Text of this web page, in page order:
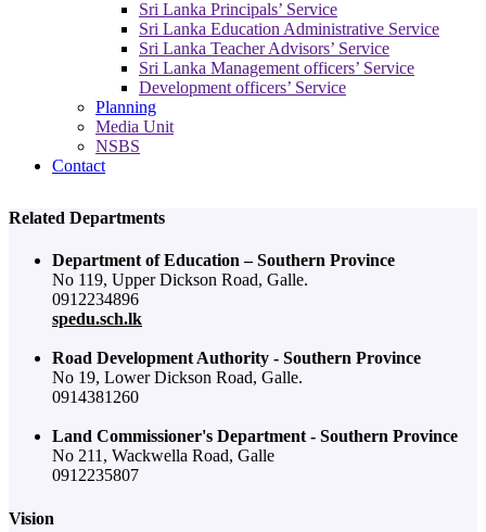
Sri Lanka Principals’ Service
Sri Lanka Education Administrative Service
Sri Lanka Teacher Advisors’ Service
Sri Lanka Management officers’ Service
Development officers’ Service
Planning
Media Unit
NSBS
Contact
Related Departments
Department of Education – Southern Province
No 119, Upper Dickson Road, Galle.
0912234896
spedu.sch.lk
Road Development Authority - Southern Province
No 19, Lower Dickson Road, Galle.
0914381260
Land Commissioner's Department - Southern Province
No 211, Wackwella Road, Galle
0912235807
Vision